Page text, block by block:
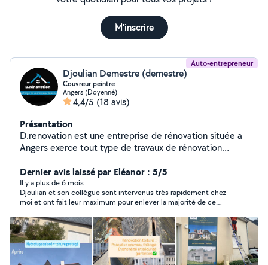
M'inscrire
Auto-entrepreneur
Djoulian Demestre (demestre)
Couvreur peintre
Angers (Doyenné)
4,4/5 (18 avis)
Présentation
D.renovation est une entreprise de rénovation située a
Angers exerce tout type de travaux de rénovation
de vos extérieurs nettoyage de toiture façade dallage
hydrofuge tout travaux de couverture changement de
ardoise ,gouttière, recherche de fuite et ravalement de
façade nous serons répondre à toute vos demandes et
à votre écoute pour tout vos travaux Basé sur Angers et
Royan
Dernier avis laissé par Eléanor : 5/5
Il y a plus de 6 mois
Djoulian et son collègue sont intervenus très rapidement chez
moi et ont fait leur maximum pour enlever la majorité de ce
beaucoup de choses dans un sale état. Ils étaient par ailleurs
très gentils et n'ont pas critiqué la charge de travail, au
contraire. Ils se sont même adaptés à mon budget, ce qui est
rare maintenant. Une rencontre très agréable et je
recommande les yeux fermés !